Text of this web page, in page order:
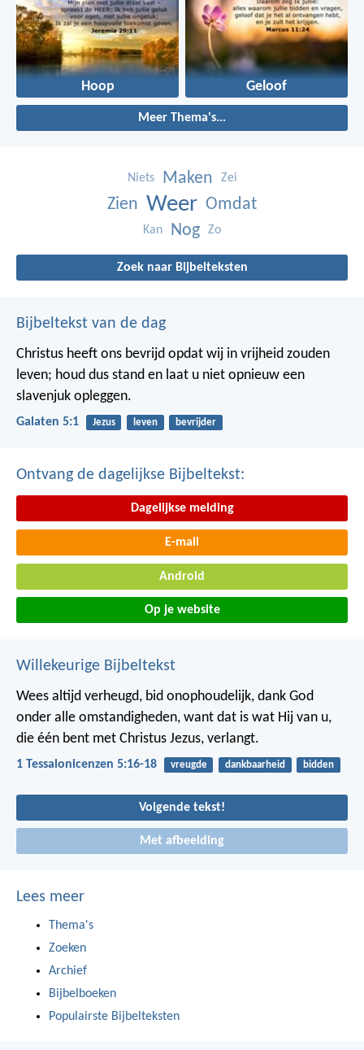
Hoop Geloof
Meer Thema's...
Niets Maken Zei
Zien Weer Omdat
Kan Nog Zo
Zoek naar Bijbelteksten
Bijbeltekst van de dag
Christus heeft ons bevrijd opdat wij in vrijheid zouden
leven; houd dus stand en laat u niet opnieuw een
slavenjuk opleggen.
Galaten 5:1 Jezus leven bevrijder
Ontvang de dagelijkse Bijbeltekst:
Dagelijkse melding
E-mail
Android
Op je website
Willekeurige Bijbeltekst
Wees altijd verheugd, bid onophoudelijk, dank God
onder alle omstandigheden, want dat is wat Hij van u,
die één bent met Christus Jezus, verlangt.
1 Tessalonicenzen 5:16-18 vreugde dankbaarheid bidden
Volgende tekst!
Met afbeelding
Lees meer
Thema's
Zoeken
Archief
Bijbelboeken
Populairste Bijbelteksten